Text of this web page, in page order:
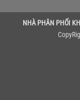
NHÀ PHÂN PHỐI